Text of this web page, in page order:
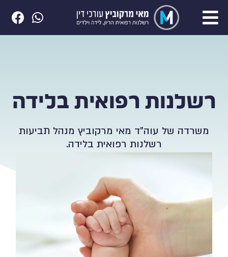
רשלנות רפואית בלידה
משרדה של עוה"ד מאי מרקוביץ מנהל תביעות
רשלנות רפואית בלידה.